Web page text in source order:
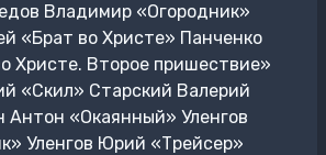
Владимир «Огородник»
«Брат во Христе» Панченко
Христе. Второе пришествие»
«Скил» Старский Валерий
«Окаянный» Уленгов
Уленгов Юрий «Трейсер»